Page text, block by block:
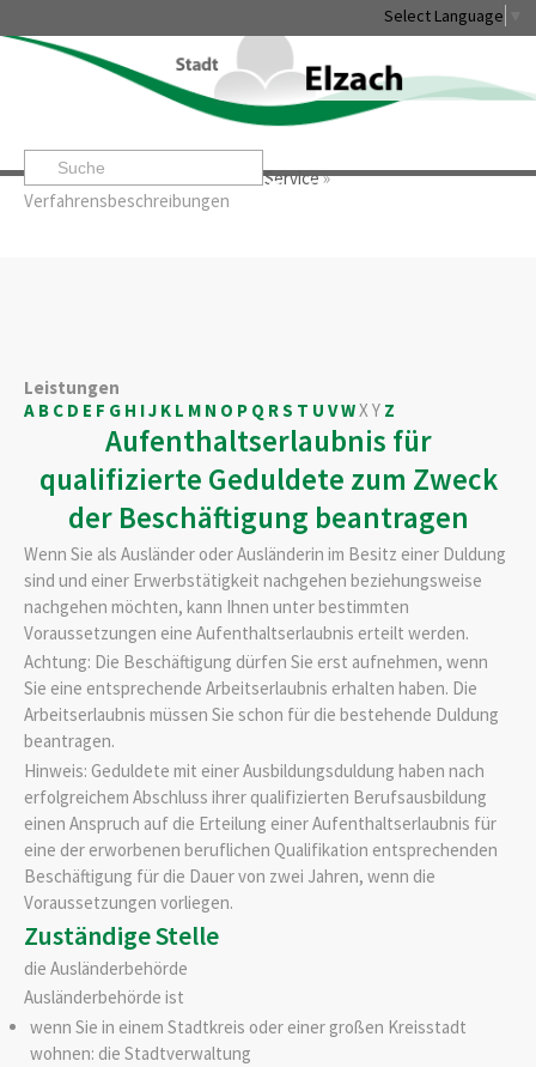
Select Language
Startseite» »Service»
Verfahrensbeschreibungen
Leben & Erleben Rathaus & Service
Leistungen
A B C D E F G H IJ K L M N O P Q RS T U VWXY Z
Aufenthaltserlaubnis für
qualifizierte Geduldete zum Zweck
der Beschäftigung beantragen
Wenn Sie als Ausländer oder Ausländerin im Besitz einer Duldung
sind und einer Erwerbstätigkeit nachgehen beziehungsweise
nachgehen möchten, kann Ihnen unter bestimmten
Voraussetzungen eine Aufenthaltserlaubnis erteilt werden.
Achtung: Die Beschäftigung dürfen Sie erst aufnehmen, wenn
Sie eine entsprechende Arbeitserlaubnis erhalten haben. Die
Arbeitserlaubnis müssen Sie schon für die bestehende Duldung
beantragen.
Hinweis: Geduldete mit einer Ausbildungsduldung haben nach
erfolgreichem Abschluss ihrer qualifizierten Berufsausbildung
einen Anspruch auf die Erteilung einer Aufenthaltserlaubnis für
eine der erworbenen beruflichen Qualifikation entsprechenden
Beschäftigung für die Dauer von zwei Jahren, wenn die
Voraussetzungen vorliegen.
Zuständige Stelle
die Ausländerbehörde
Ausländerbehörde ist
wenn Sie in einem Stadtkreis oder einer großen Kreisstadt
wohnen: die Stadtverwaltung